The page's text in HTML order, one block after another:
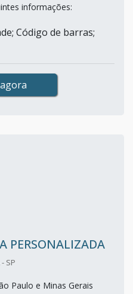
informações:
Código de barras;
PERSONALIZADA
SP
Paulo e Minas Gerais